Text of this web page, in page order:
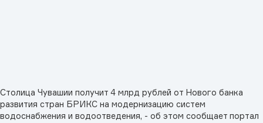
Столица Чувашии получит 4 млрд рублей от Нового банка
развития стран БРИКС на модернизацию систем
водоснабжения и водоотведения, - об этом сообщает портал